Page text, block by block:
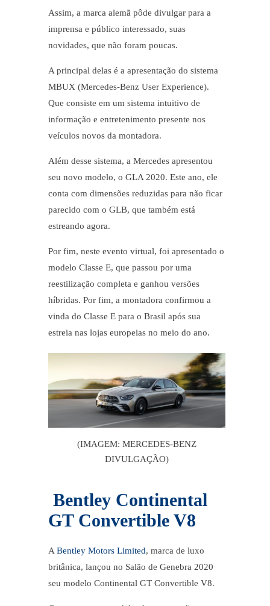
Assim, a marca alemã pôde divulgar para a
imprensa e público interessado, suas
novidades, que não foram poucas.
A principal delas é a apresentação do sistema
MBUX (Mercedes-Benz User Experience).
Que consiste em um sistema intuitivo de
informação e entretenimento presente nos
veículos novos da montadora.
Além desse sistema, a Mercedes apresentou
seu novo modelo, o GLA 2020. Este ano, ele
conta com dimensões reduzidas para não ficar
parecido com o GLB, que também está
estreando agora.
Por fim, neste evento virtual, foi apresentado o
modelo Classe E, que passou por uma
reestilização completa e ganhou versões
híbridas. Por fim, a montadora confirmou a
vinda do Classe E para o Brasil após sua
estreia nas lojas europeias no meio do ano.
(IMAGEM: MERCEDES-BENZ
DIVULGAÇÃO)
Bentley Continental
GT Convertible V8
A Bentley Motors Limited, marca de luxo
britânica, lançou no Salão de Genebra 2020
seu modelo Continental GT Convertible V8.